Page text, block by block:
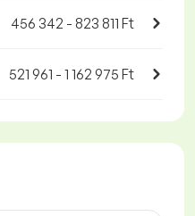
456 342 - 823 811 Ft
521 961 - 1 162 975 Ft